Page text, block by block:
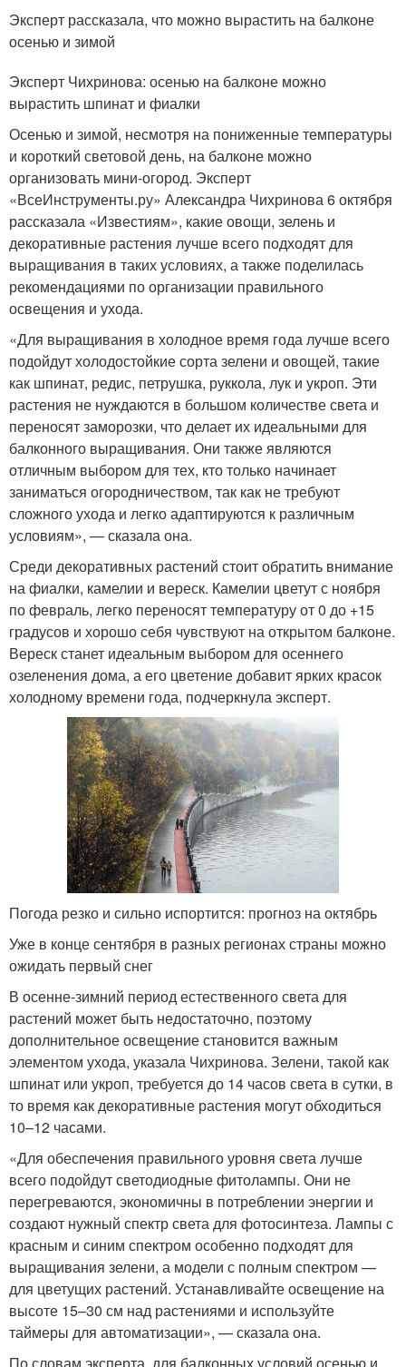
Эксперт рассказала, что можно вырастить на балконе
осенью и зимой
Эксперт Чихринова: осенью на балконе можно
вырастить шпинат и фиалки
Осенью и зимой, несмотря на пониженные температуры
и короткий световой день, на балконе можно
организовать мини-огород. Эксперт
«ВсеИнструменты.ру» Александра Чихринова 6 октября
рассказала «Известиям», какие овощи, зелень и
декоративные растения лучше всего подходят для
выращивания в таких условиях, а также поделилась
рекомендациями по организации правильного
освещения и ухода.
«Для выращивания в холодное время года лучше всего
подойдут холодостойкие сорта зелени и овощей, такие
как шпинат, редис, петрушка, руккола, лук и укроп. Эти
растения не нуждаются в большом количестве света и
переносят заморозки, что делает их идеальными для
балконного выращивания. Они также являются
отличным выбором для тех, кто только начинает
заниматься огородничеством, так как не требуют
сложного ухода и легко адаптируются к различным
условиям», — сказала она.
Среди декоративных растений стоит обратить внимание
на фиалки, камелии и вереск. Камелии цветут с ноября
по февраль, легко переносят температуру от 0 до +15
градусов и хорошо себя чувствуют на открытом балконе.
Вереск станет идеальным выбором для осеннего
озеленения дома, а его цветение добавит ярких красок
холодному времени года, подчеркнула эксперт.
Погода резко и сильно испортится: прогноз на октябрь
Уже в конце сентября в разных регионах страны можно
ожидать первый снег
В осенне-зимний период естественного света для
растений может быть недостаточно, поэтому
дополнительное освещение становится важным
элементом ухода, указала Чихринова. Зелени, такой как
шпинат или укроп, требуется до 14 часов света в сутки, в
то время как декоративные растения могут обходиться
10–12 часами.
«Для обеспечения правильного уровня света лучше
всего подойдут светодиодные фитолампы. Они не
перегреваются, экономичны в потреблении энергии и
создают нужный спектр света для фотосинтеза. Лампы с
красным и синим спектром особенно подходят для
выращивания зелени, а модели с полным спектром —
для цветущих растений. Устанавливайте освещение на
высоте 15–30 см над растениями и используйте
таймеры для автоматизации», — сказала она.